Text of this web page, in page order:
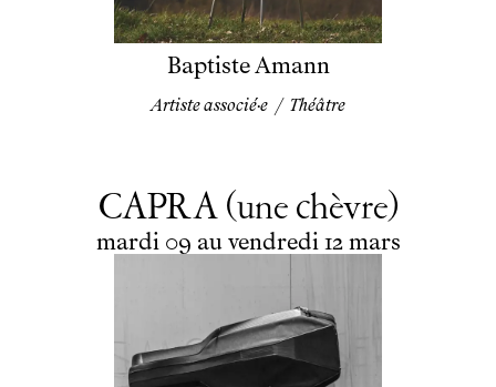
Baptiste Amann
Artiste associé·e / Théâtre
CAPRA (une chèvre)
du
mardi
mardi 09 au au
vendredi
vendredi 12 mars
mars